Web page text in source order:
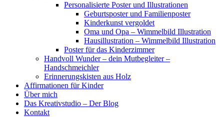
Personalisierte Poster und Illustrationen
Geburtsposter und Familienposter
Kinderkunst vergoldet
Oma und Opa – Wimmelbild Illustration
Hausillustration – Wimmelbild Illustration
Poster für das Kinderzimmer
Handvoll Wunder – dein Mutbegleiter –
Handschmeichler
Erinnerungskisten aus Holz
Affirmationen für Kinder
Über mich
Das Kreativstudio – Der Blog
Kontakt